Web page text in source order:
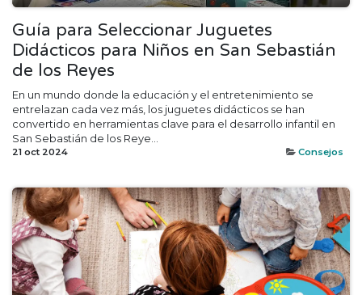
Guía para Seleccionar Juguetes
Didácticos para Niños en San Sebastián
de los Reyes
En un mundo donde la educación y el entretenimiento se
entrelazan cada vez más, los juguetes didácticos se han
convertido en herramientas clave para el desarrollo infantil en
San Sebastián de los Reye...
21 oct 2024 Consejos